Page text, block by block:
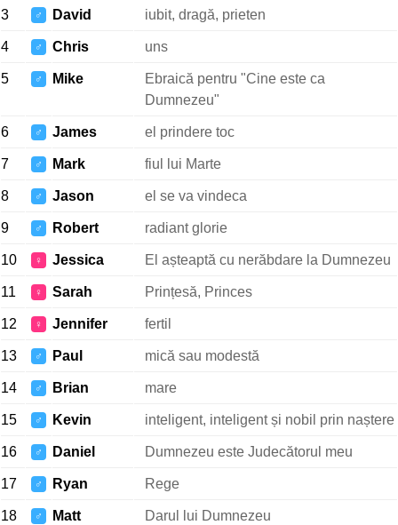
3 ♂ David iubit, dragă, prieten
4 ♂ Chris uns
5 ♂ Mike
Ebraică pentru "Cine este ca
Dumnezeu"
6 ♂ James el prindere toc
7 ♂ Mark fiul lui Marte
8 ♂ Jason el se va vindeca
9 ♂ Robert radiant glorie
10 ♀ Jessica El așteaptă cu nerăbdare la Dumnezeu
11 ♀ Sarah Prințesă, Princes
12 ♀ Jennifer fertil
13 ♂ Paul mică sau modestă
14 ♂ Brian mare
15 ♂ Kevin inteligent, inteligent și nobil prin naștere
16 ♂ Daniel Dumnezeu este Judecătorul meu
17 ♂ Ryan Rege
18 ♂ Matt Darul lui Dumnezeu